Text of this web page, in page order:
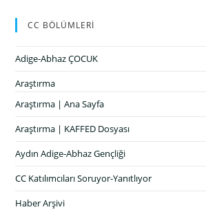
CC BÖLÜMLERİ
Adige-Abhaz ÇOCUK
Araştırma
Araştırma | Ana Sayfa
Araştırma | KAFFED Dosyası
Aydın Adige-Abhaz Gençliği
CC Katılımcıları Soruyor-Yanıtlıyor
Haber Arşivi